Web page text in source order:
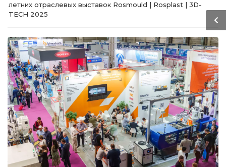
летних отраслевых выставок Rosmould | Rosplast | 3D-
TECH 2025